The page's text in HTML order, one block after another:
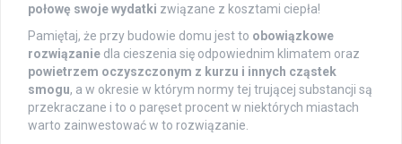
połowę swoje wydatki związane z kosztami ciepła!
Pamiętaj, że przy budowie domu jest to obowiązkowe
rozwiązanie dla cieszenia się odpowiednim klimatem oraz
powietrzem oczyszczonym z kurzu i innych cząstek
smogu, a w okresie w którym normy tej trującej substancji są
przekraczane i to o paręset procent w niektórych miastach
warto zainwestować w to rozwiązanie.